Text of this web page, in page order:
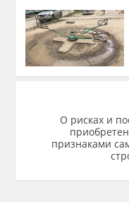
О рисках и
признаками